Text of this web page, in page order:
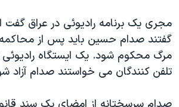
قانون شفافیت دارائی کادر رهبری ایران
اعتراضات مردمی آبان ۹۸
اسرائیل در جنگ
نرگس محمدی برنده جایزه نوبل صلح
مجری يک برنامه راديوئی در عراق گفت
گفتند صدام حسين بايد پس از محاکمه
مرگ محکوم شود. يک ايستگاه راديوئی
تلفن کنندگان می خواستند صدام آزاد